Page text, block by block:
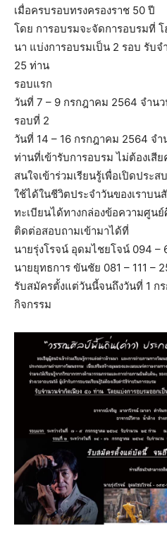
เมื่อครบรอบทรงครองราช 50 ปี
โดย การอบรมจะจัดการอบรมที่
นา แบ่งการอบรมเป็น 2 รอบ รับจ
25 ท่าน
รอบแรก
วันที่ 7 – 9 กรกฎาคม 2564 จำน
รอบที่ 2
วันที่ 14 – 16 กรกฎาคม 2564 จ
ท่านที่เข้ารับการอบรม ไม่ต้องเสี
สนใจเข้าร่วมเรียนรู้เพื่อเปิดประ
ใช้ได้ในชีวิตประจำวันของเราบน
ทะเบียนได้ทางกล่องข้อความศูน
ติดต่อสอบถามเข้ามาได้ที่
นายรุ่งโรจน์ อุดมไชยโจน์ 094 –
นายยุทธการ ขันชัย 081 – 111 –
รับสมัครตั้งแต่วันนี้จนถึงวันที่ 1 ก
กิจกรรม